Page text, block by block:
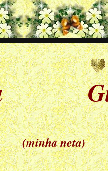
(minha neta)